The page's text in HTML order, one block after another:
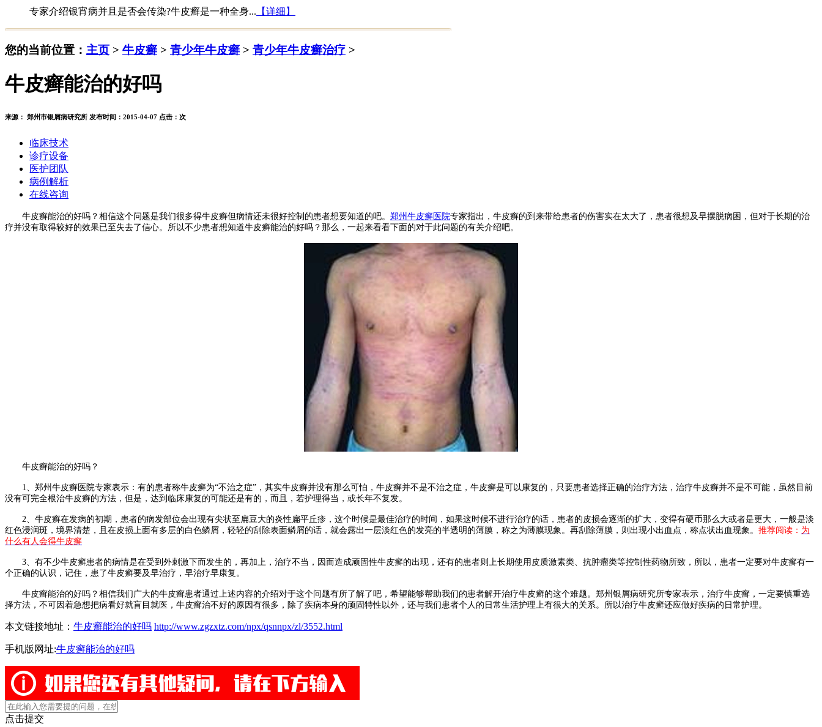
专家介绍银宵病并且是否会传染?牛皮癣是一种全身... 【详细】
您的当前位置： 主页 > 牛皮癣 > 青少年牛皮癣 > 青少年牛皮癣治疗 >
牛皮癣能治的好吗
来源： 郑州市银屑病研究所 发布时间：2015-04-07 点击： 次
临床技术
诊疗设备
医护团队
病例解析
在线咨询
牛皮癣能治的好吗？相信这个问题是我们很多得牛皮癣但病情还未很好控制的患者想要知道的吧。 郑州牛皮癣医院专家指出，牛皮癣的到来带给患者的伤害实在太大了，患者很想及早摆脱病困，但对于长期的治
疗并没有取得较好的效果已至失去了信心。所以不少患者想知道牛皮癣能治的好吗？那么，一起来看看下面的对于此问题的有关介绍吧。
牛皮癣能治的好吗？
1、郑州牛皮癣医院专家表示：有的患者称牛皮癣为“不治之症”，其实牛皮癣并没有那么可怕，牛皮癣并不是不治之症，牛皮癣是可以康复的，只要患者选择正确的治疗方法，治疗牛皮癣并不是不可能，虽然目前
没有可完全根治牛皮癣的方法，但是，达到临床康复的可能还是有的，而且，若护理得当，或长年不复发。
2、牛皮癣在发病的初期，患者的病发部位会出现有尖状至扁豆大的炎性扁平丘疹，这个时候是最佳治疗的时间，如果这时候不进行治疗的话，患者的皮损会逐渐的扩大，变得有硬币那么大或者是更大，一般是淡
红色浸润斑，境界清楚，且在皮损上面有多层的白色鳞屑，轻轻的刮除表面鳞屑的话，就会露出一层淡红色的发亮的半透明的薄膜，称之为薄膜现象。再刮除薄膜，则出现小出血点，称点状出血现象。 推荐阅读： 为
什么有人会得牛皮癣
3、有不少牛皮癣患者的病情是在受到外刺激下而发生的，再加上，治疗不当，因而造成顽固性牛皮癣的出现，还有的患者则上长期使用皮质激素类、抗肿瘤类等控制性药物所致，所以，患者一定要对牛皮癣有一
个正确的认识，记住，患了牛皮癣要及早治疗，早治疗早康复。
牛皮癣能治的好吗？相信我们广大的牛皮癣患者通过上述内容的介绍对于这个问题有所了解了吧，希望能够帮助我们的患者解开治疗牛皮癣的这个难题。郑州银屑病研究所专家表示，治疗牛皮癣，一定要慎重选
择方法，不可因着急想把病看好就盲目就医，牛皮癣治不好的原因有很多，除了疾病本身的顽固特性以外，还与我们患者个人的日常生活护理上有很大的关系。所以治疗牛皮癣还应做好疾病的日常护理。
本文链接地址： 牛皮癣能治的好吗 http://www.zgzxtz.com/npx/qsnnpx/zl/3552.html
手机版网址:牛皮癣能治的好吗
点击提交